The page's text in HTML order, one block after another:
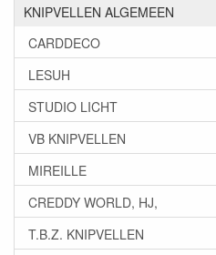
KNIPVELLEN ALGEMEEN
CARDDECO
LESUH
STUDIO LICHT
VB KNIPVELLEN
MIREILLE
CREDDY WORLD, HJ,
T.B.Z. KNIPVELLEN